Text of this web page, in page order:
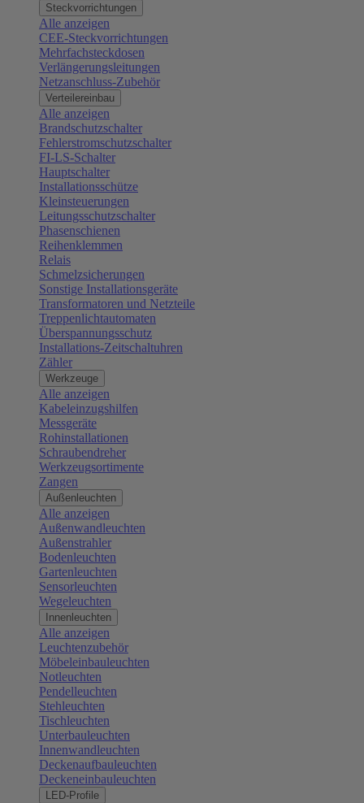
Steckvorrichtungen
Alle anzeigen
CEE-Steckvorrichtungen
Mehrfachsteckdosen
Verlängerungsleitungen
Netzanschluss-Zubehör
Verteilereinbau
Alle anzeigen
Brandschutzschalter
Fehlerstromschutzschalter
FI-LS-Schalter
Hauptschalter
Installationsschütze
Kleinsteuerungen
Leitungsschutzschalter
Phasenschienen
Reihenklemmen
Relais
Schmelzsicherungen
Sonstige Installationsgeräte
Transformatoren und Netzteile
Treppenlichtautomaten
Überspannungsschutz
Installations-Zeitschaltuhren
Zähler
Werkzeuge
Alle anzeigen
Kabeleinzugshilfen
Messgeräte
Rohinstallationen
Schraubendreher
Werkzeugsortimente
Zangen
Außenleuchten
Alle anzeigen
Außenwandleuchten
Außenstrahler
Bodenleuchten
Gartenleuchten
Sensorleuchten
Wegeleuchten
Innenleuchten
Alle anzeigen
Leuchtenzubehör
Möbeleinbauleuchten
Notleuchten
Pendelleuchten
Stehleuchten
Tischleuchten
Unterbauleuchten
Innenwandleuchten
Deckenaufbauleuchten
Deckeneinbauleuchten
LED-Profile